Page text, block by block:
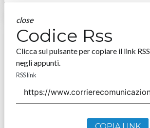
close
Codice Rss
Clicca sul pulsante per copiare il link RSS
negli appunti.
RSS link